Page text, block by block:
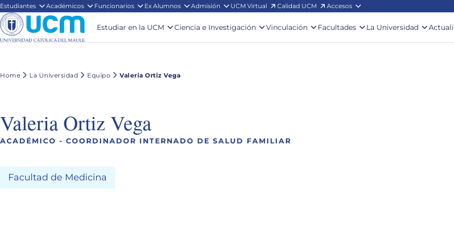
Estudiantes Académicos Funcionarios Ex Alumnos Admisión UCM Virtual Calidad UCM Accesos
Estudiar en la UCM Ciencia e Investigación Vinculación Facultades La Universidad
Home La Universidad Equipo Valeria Ortiz Vega
Valeria Ortiz Vega
ACADÉMICO - COORDINADOR INTERNADO DE SALUD FAMILIAR
Facultad de Medicina